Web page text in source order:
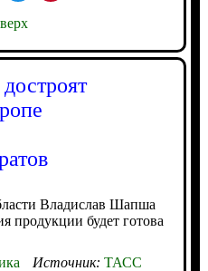
Владислав Шапша
продукции будет готова
Источник: ТАСС